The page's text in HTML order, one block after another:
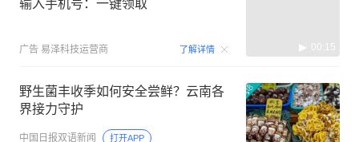
输入手机号：一键领取
广告 易泽科技运营商 了解详情 00:15
野生菌丰收季如何安全尝鲜？云南各
界接力守护
中国日报双语新闻 打开APP